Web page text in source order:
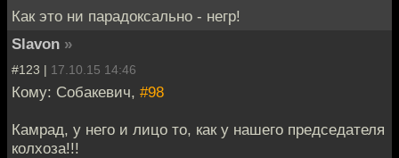
Как это ни парадоксально - негр!
Slavon »
#123 | 17.10.15 14:46
Кому: Собакевич, #98
Камрад, у него и лицо то, как у нашего председателя
колхоза!!!